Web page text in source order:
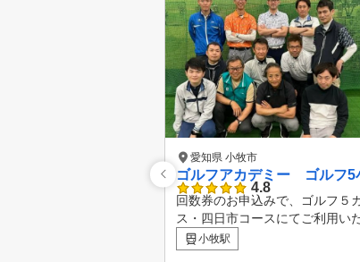
愛知県 小牧市
ゴルフアカデミー ゴルフ5
4.8
回数券のお申込みで、ゴルフ５
ス・四日市コースにてご利用い
ー券をプレゼント♪ ※ご本人の
税、飲食代等はお客様負担とな
小牧駅